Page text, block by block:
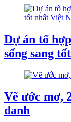
Dự án tổ
sống sang
Vẽ ước mơ,
danh